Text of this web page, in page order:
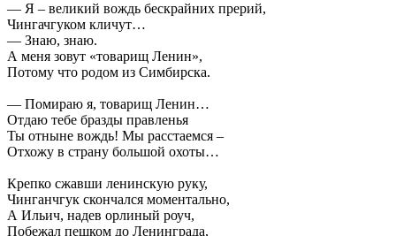
— Я – великий вождь бескрайних прерий,
Чингачгуком кличут…
— Знаю, знаю.
А меня зовут «товарищ Ленин»,
Потому что родом из Симбирска.
— Помираю я, товарищ Ленин…
Отдаю тебе бразды правленья
Ты отныне вождь! Мы расстаемся –
Отхожу в страну большой охоты…
Крепко сжавши ленинскую руку,
Чинганчгук скончался моментально,
А Ильич, надев орлиный роуч,
Побежал пешком до Ленинграда,